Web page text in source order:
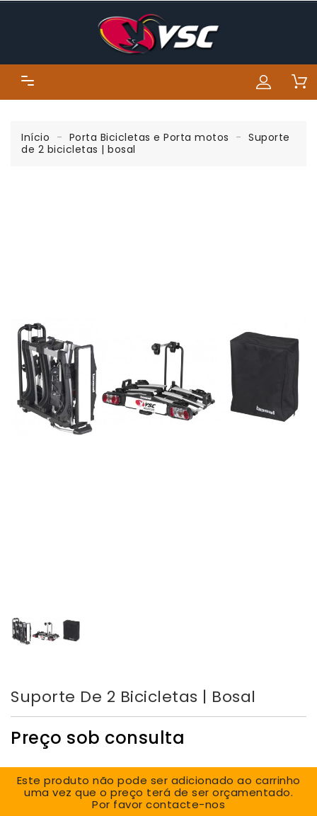
Início Porta Bicicletas e Porta motos
Suporte
de 2 bicicletas | bosal
Suporte De 2 Bicicletas | Bosal
Preço sob consulta
Este produto não pode ser adicionado ao carrinho
uma vez que o preço terá de ser orçamentado.
Por favor contacte-nos